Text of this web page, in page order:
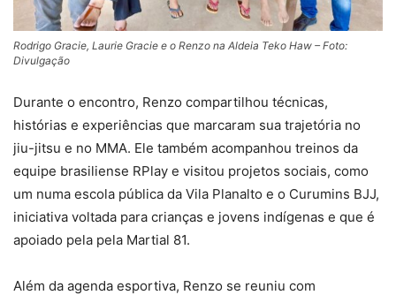
Rodrigo Gracie, Laurie Gracie e o Renzo na Aldeia Teko Haw – Foto:
Divulgação
Durante o encontro, Renzo compartilhou técnicas,
histórias e experiências que marcaram sua trajetória no
jiu-jitsu e no MMA. Ele também acompanhou treinos da
equipe brasiliense RPlay e visitou projetos sociais, como
um numa escola pública da Vila Planalto e o Curumins BJJ,
iniciativa voltada para crianças e jovens indígenas e que é
apoiado pela pela Martial 81.
Além da agenda esportiva, Renzo se reuniu com